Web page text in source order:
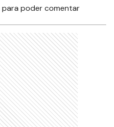
para poder comentar